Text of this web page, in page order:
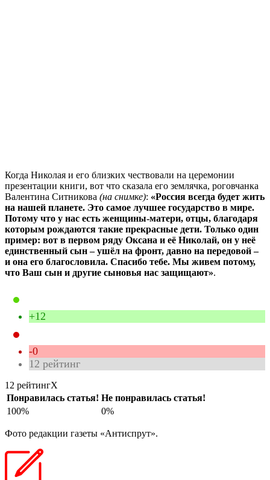
Когда Николая и его близких чествовали на церемонии
презентации книги, вот что сказала его землячка, роговчанка
Валентина Ситникова (на снимке): «Россия всегда будет жить
на нашей планете. Это самое лучшее государство в мире.
Потому что у нас есть женщины-матери, отцы, благодаря
которым рождаются такие прекрасные дети. Только один
пример: вот в первом ряду Оксана и её Николай, он у неё
единственный сын – ушёл на фронт, давно на передовой –
и она его благословила. Спасибо тебе. Мы живем потому,
что Ваш сын и другие сыновья нас защищают».
+12
-0
12 рейтинг
12 рейтингX
Понравилась статья! Не понравилась статья!
100%
0%
Фото редакции газеты «Антиспрут».